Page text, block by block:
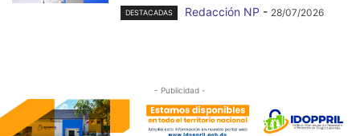
DESTACADAS Redacción NP - 28/07/2026
- Publicidad -